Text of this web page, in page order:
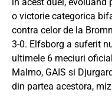
o victorie categorica
contra celor de la
3-0. Elfsborg a suferit
ultimele 6 meciuri
Malmo, GAIS si
din partea acestora,